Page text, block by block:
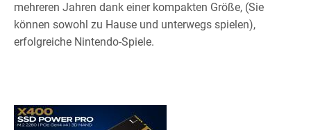
mehreren Jahren dank einer kompakten Größe, (Sie
können sowohl zu Hause und unterwegs spielen),
erfolgreiche Nintendo-Spiele.